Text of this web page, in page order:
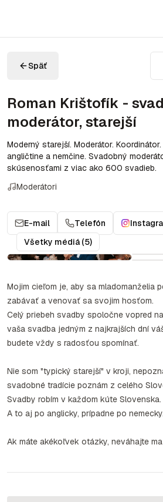
Späť
Roman Krištofík -
moderátor, starejší
Moderný starejší. Moderátor.
angličtine a nemčine. Svadobný
skúsenosťami z viac ako 600 svadieb.
Moderátori
E-mail Telefón
Všetky médiá (5)
Mojim cieľom je, aby sa mladomanželia
zabávať a venovať sa svojim hosťom.
Celý priebeh svadby spoločne vopred
vaša svadba jedným z najkrajších dní
budete vždy s radosťou spomínať.
Nie som "typický starejší" v kroji,
svadobné tradície poznám z celého
Svadby robím v každom kúte Slovenska.
A to aj po anglicky, prípadne po nemecky.
Ak máte akékoľvek otázky, neváhajte